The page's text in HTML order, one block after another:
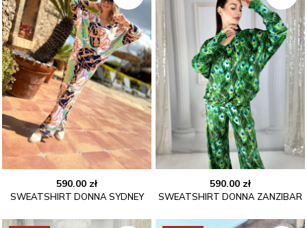
590.00 zł
SWEATSHIRT DONNA SYDNEY
590.00 zł
SWEATSHIRT DONNA ZANZIBAR